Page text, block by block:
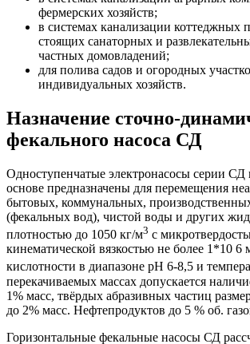
фермерских хозяйств;
в системах канализации коттеджных
стоящих санаторных и
частных домовладений;
для полива садов и огородных
индивидуальных хозяйств.
Назначение сточно-
фекального насоса СД
Одноступенчатые электронасосы серии СД
основе предназначены для перемещения
бытовых, коммунальных,
(фекальных вод), чистой воды и других
плотностью до 1050 кг/м3 с
кинематической вязкостью не более 1*10 6
кислотности в диапазоне рН 6-8,5 и
перекачиваемых массах допускается
1% масс, твёрдых абразивных частиц
до 2% масс. Нефтепродуктов до 5 % об.
Горизонтальные фекальные насосы СД